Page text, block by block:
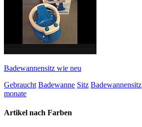
Badewannensitz wie neu
Gebraucht Badewanne Sitz Badewannensitz
monate
Artikel nach Farben